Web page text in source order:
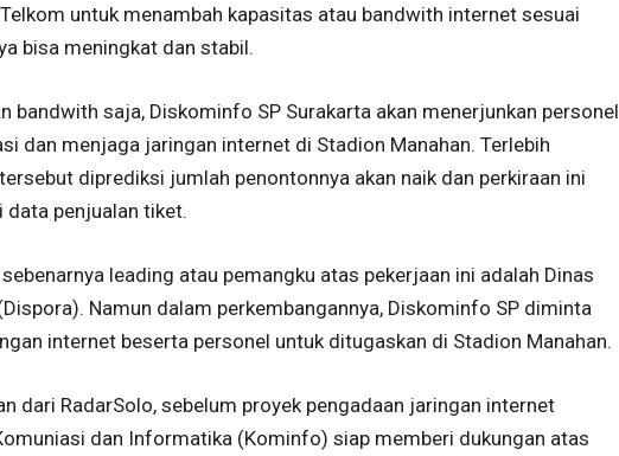
untuk menambah kapasitas atau bandwith internet sesuai
bisa meningkat dan stabil.
bandwith saja, Diskominfo SP Surakarta akan menerjunkan personel
dan menjaga jaringan internet di Stadion Manahan. Terlebih
diprediksi jumlah penontonnya akan naik dan perkiraan ini
penjualan tiket.
leading atau pemangku atas pekerjaan ini adalah Dinas
Namun dalam perkembangannya, Diskominfo SP diminta
internet beserta personel untuk ditugaskan di Stadion Manahan.
dari RadarSolo, sebelum proyek pengadaan jaringan internet
dan Informatika (Kominfo) siap memberi dukungan atas